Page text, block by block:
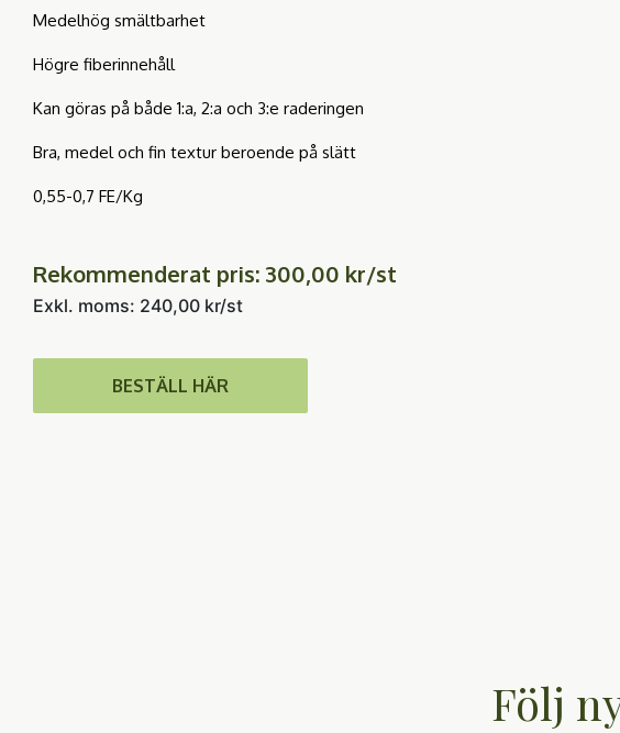
Medelhög smältbarhet
Högre fiberinnehåll
Kan göras på både 1:a, 2:a och 3:e raderingen
Bra, medel och fin textur beroende på slätt
0,55-0,7 FE/Kg
Rekommenderat pris: 300,00 kr/st
Exkl. moms: 240,00 kr/st
BESTÄLL HÄR
Följ